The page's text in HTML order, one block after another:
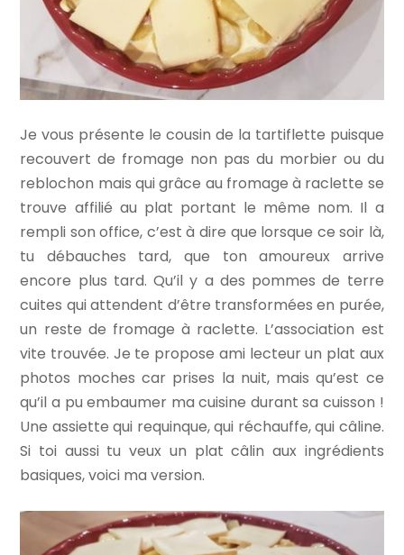
Je vous présente le cousin de la tartiflette puisque
recouvert de fromage non pas du morbier ou du
reblochon mais qui grâce au fromage à raclette se
trouve affilié au plat portant le même nom. Il a
rempli son office, c’est à dire que lorsque ce soir là,
tu débauches tard, que ton amoureux arrive
encore plus tard. Qu’il y a des pommes de terre
cuites qui attendent d’être transformées en purée,
un reste de fromage à raclette. L’association est
vite trouvée. Je te propose ami lecteur un plat aux
photos moches car prises la nuit, mais qu’est ce
qu’il a pu embaumer ma cuisine durant sa cuisson !
Une assiette qui requinque, qui réchauffe, qui câline.
Si toi aussi tu veux un plat câlin aux ingrédients
basiques, voici ma version.